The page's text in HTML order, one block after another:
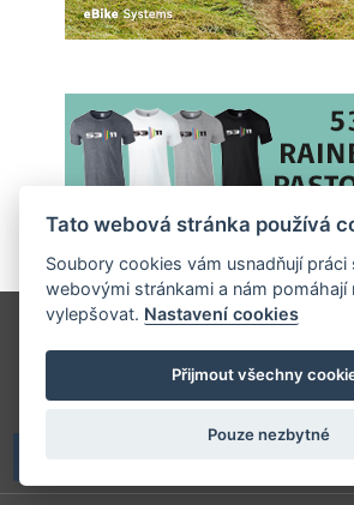
Vydavatelství V-Press s.r.o.
Vydavatel časopisů Velo, 53 x 11 a
všechny milovníky cyklistiky a jízdních kol.
Tato webová stránka používá
Soubory cookies vám usnadňují práci
webovými stránkami a nám pomáhají
vylepšovat. Nastavení cookies
Přijmout všechny
Pouze nezbytné